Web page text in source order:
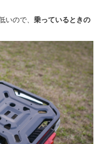
いので、 乗っているときの